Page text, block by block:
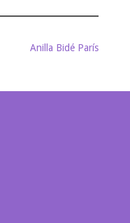
Anilla Bidé París